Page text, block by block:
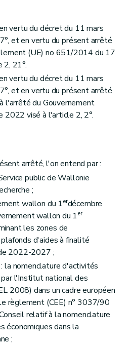
vertu du décret du 11 mars
et en vertu du présent arrêté
(UE) no 651/2014 du 17
2, 21°.
vertu du décret du 11 mars
et en vertu du présent arrêté
l'arrêté du Gouvernement
2022 visé à l'article 2, 2°.
arrêté, l'on entend par :
public de Wallonie
;
wallon du 1erdécembre
wallon du 1er
les zones de
d'aides à finalité
2022-2027 ;
la nomenclature d'activités
l'Institut national des
2008) dans un cadre européen
règlement (CEE) n° 3037/90
relatif à la nomenclature
économiques dans la
;